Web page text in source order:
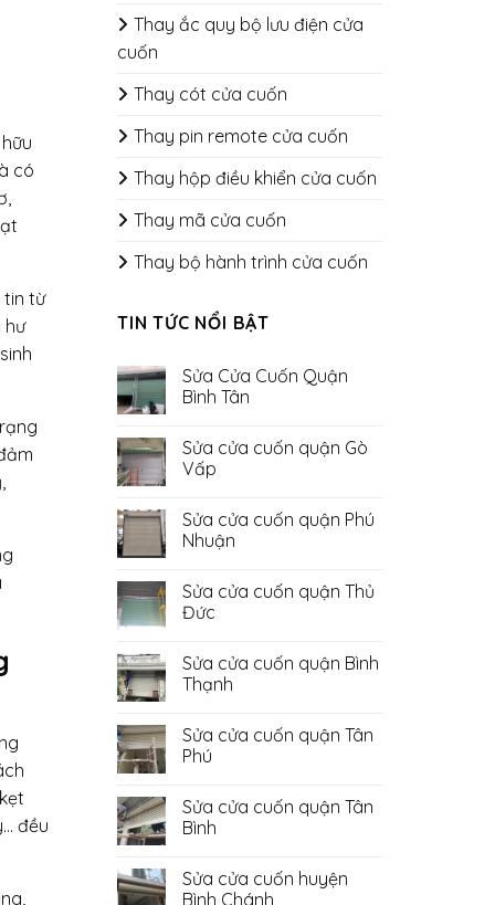
Thay ắc quy bộ lưu điện cửa
cuốn
Thay cót cửa cuốn
Thay pin remote cửa cuốn
Thay hộp điều khiển cửa cuốn
Thay mã cửa cuốn
Thay bộ hành trình cửa cuốn
TIN TỨC NỔI BẬT
Sửa Cửa Cuốn Quận
Bình Tân
bình
luận
ở
Cuốn
Quận
Bình
Sửa cửa cuốn quận Gò
Vấp
bình
luận
ở
cuốn
quận
Gò
Sửa cửa cuốn quận Phú
Nhuận
bình
luận
ở
cuốn
quận
Phú
Sửa cửa cuốn quận Thủ
Đức
bình
luận
ở
cuốn
quận
Thủ
Sửa cửa cuốn quận Bình
Thạnh
bình
luận
ở
cuốn
quận
Bình
Sửa cửa cuốn quận Tân
Phú
bình
luận
ở
cuốn
quận
Sửa cửa cuốn quận Tân
Bình
bình
luận
Sửa cửa cuốn huyện
Bình Chánh
có
tin từ
hư
đều